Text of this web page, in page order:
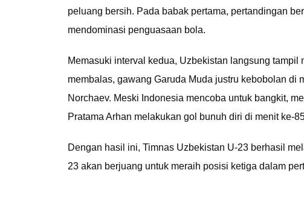
peluang bersih. Pada babak pertama, pertandingan
mendominasi penguasaan bola.
Memasuki interval kedua, Uzbekistan langsung
membalas, gawang Garuda Muda justru kebobolan di
Norchaev. Meski Indonesia mencoba untuk bangkit,
Pratama Arhan melakukan gol bunuh diri di menit ke-
Dengan hasil ini, Timnas Uzbekistan U-23 berhasil
23 akan berjuang untuk meraih posisi ketiga dalam